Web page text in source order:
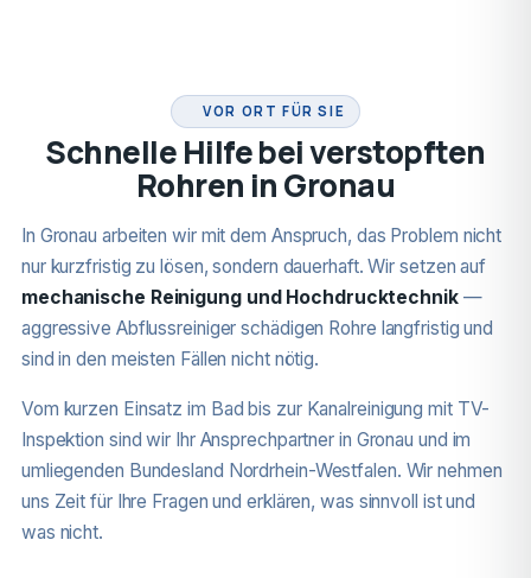
VOR ORT FÜR SIE
Schnelle Hilfe bei verstopften
Rohren in Gronau
In Gronau arbeiten wir mit dem Anspruch, das Problem nicht
nur kurzfristig zu lösen, sondern dauerhaft. Wir setzen auf
mechanische Reinigung und Hochdrucktechnik—
aggressive Abflussreiniger schädigen Rohre langfristig und
sind in den meisten Fällen nicht nötig.
Vom kurzen Einsatz im Bad bis zur Kanalreinigung mit TV-
Inspektion sind wir Ihr Ansprechpartner in Gronau und im
umliegenden Bundesland Nordrhein-Westfalen. Wir nehmen
uns Zeit für Ihre Fragen und erklären, was sinnvoll ist und
was nicht.